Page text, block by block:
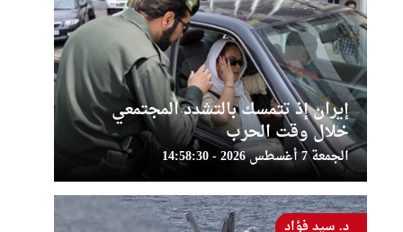
إيران إذ تتمسك بالتشدد المجتمعي
خلال وقت الحرب
الجمعة 7 أغسطس 2026 - 14:58:30
د. سيد فؤاد